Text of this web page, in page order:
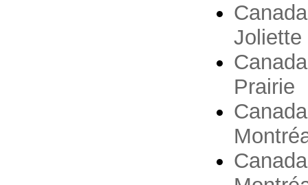
Joliette
Prairie